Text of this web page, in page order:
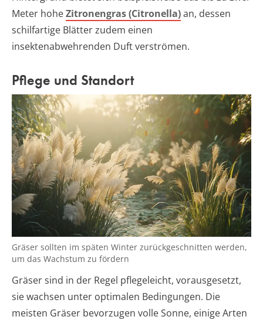
Meter hoheZitronengras (Citronella)an, dessen
schilfartige Blätter zudem einen
insektenabwehrenden Duft verströmen.
Pflege und Standort
Gräser sollten im späten Winter zurückgeschnitten werden,
um das Wachstum zu fördern
Gräser sind in der Regel pflegeleicht, vorausgesetzt,
sie wachsen unter optimalen Bedingungen. Die
meisten Gräser bevorzugen volle Sonne, einige Arten